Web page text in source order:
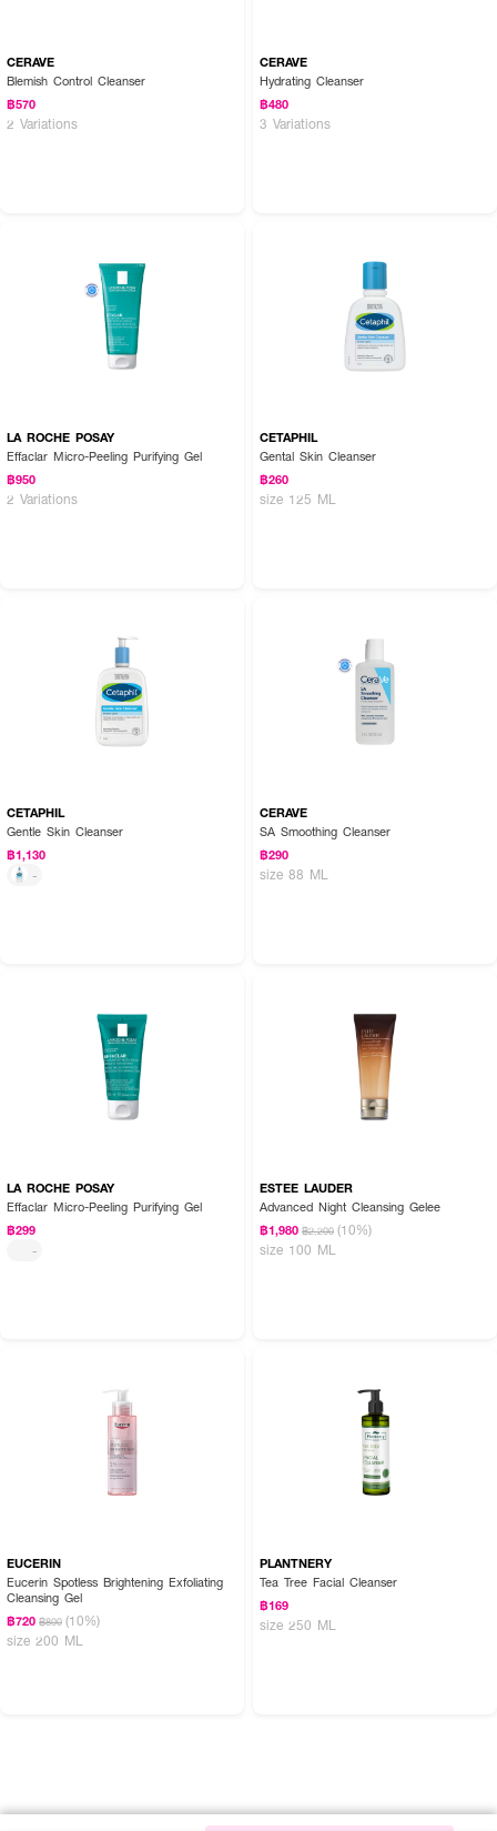
How to Use :
ผสมน้ำเล็กน้อย บนฝ่ามือ ลูบไล้ทั่วผิวหน้า เหมาะสำหรับผู้ที่ผิวบอบบางแพ้ง่าย
CERAVE
Blemish Control Cleanser
฿570
2 Variations
CERAVE
Hydrating Cleanser
฿480
3 Variations
LA ROCHE POSAY
Effaclar Micro-Peeling Purifying Gel
฿950
2 Variations
CETAPHIL
Gental Skin Cleanser
฿260
size 125 ML
CETAPHIL
Gentle Skin Cleanser
฿1,130
-
CERAVE
SA Smoothing Cleanser
฿290
size 88 ML
LA ROCHE POSAY
Effaclar Micro-Peeling Purifying Gel
฿299
-
ESTEE LAUDER
Advanced Night Cleansing Gelee
฿1,980 ฿2,200 (10%)
size 100 ML
EUCERIN
Eucerin Spotless Brightening Exfoliating
Cleansing Gel
฿720 ฿800 (10%)
size 200 ML
PLANTNERY
Tea Tree Facial Cleanser
฿169
size 250 ML